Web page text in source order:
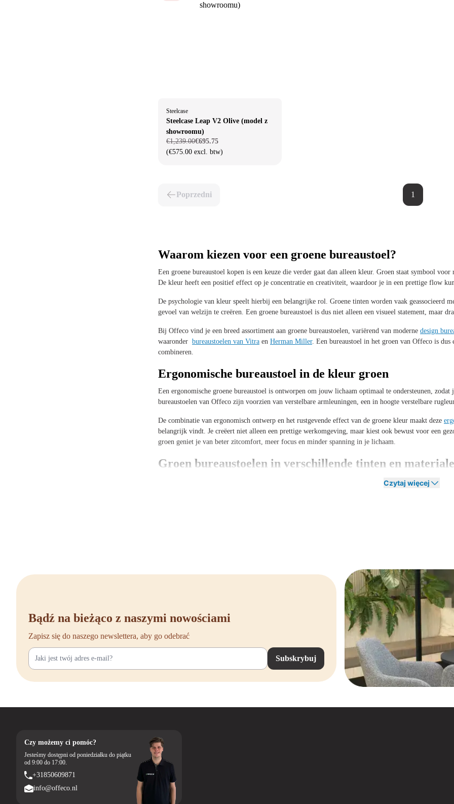
Steelcase
Steelcase Leap V2 Olive (model z
showroomu)
€1,239.00€695.75
(€575.00 excl. btw)
Poprzedni 1
Waarom kiezen voor een groene bureaustoel?
Een groene bureaustoel kopen is een keuze die verder gaat dan alleen kleur. Groen staat symbool
De kleur heeft een positief effect op je concentratie en creativiteit, waardoor je in een prettige flow
De psychologie van kleur speelt hierbij een belangrijke rol. Groene tinten worden vaak geassocieerd
gevoel van welzijn te creëren. Een groene bureaustoel is dus niet alleen een visueel statement, maar
Bij Offeco vind je een breed assortiment aan groene bureaustoelen, variërend van moderne design
waaronder bureaustoelen van Vitra en Herman Miller. Een bureaustoel in het groen van Offeco is
combineren.
Ergonomische bureaustoel in de kleur groen
Een ergonomische groene bureaustoel is ontworpen om jouw lichaam optimaal te ondersteunen,
bureaustoelen van Offeco zijn voorzien van verstelbare armleuningen, een in hoogte verstelbare
De combinatie van ergonomisch ontwerp en het rustgevende effect van de groene kleur maakt deze
belangrijk vindt. Je creëert niet alleen een prettige werkomgeving, maar kiest ook bewust voor een
groen geniet je van beter zitcomfort, meer focus en minder spanning in je lichaam.
Groen bureaustoelen in verschillende tinten en
Groene bureaustoelen zijn er in talloze stijlen, kleuren en materialen, waardoor je altijd een model
Of je nu kiest voor een design bureaustoel in het groen of een subtiele groene kantoorstoel die
afwerkingen. Ontdek de verschillende modellen en vind de bureaustoel die aansluit bij jouw
Groene bureaustoel kopen bij Offeco
Wil je een groene bureaustoel kopen die comfort, stijl en duurzaamheid combineert? Bij Offeco vind
stoelen die bijdragen aan een gezonde werkhouding, met een breed aanbod aan nieuwe en
refurbished
Naast kwaliteit biedt Offeco ook gemak en zekerheid. Je profiteert van gratis verzending binnen
dagen bedenktijd. Zo kun je in alle rust ervaren of jouw nieuwe groene bureaustoel echt bij je past.
Kies voor een ergonomische, duurzame en betaalbare oplossing die aansluit bij jouw wensen. Vind
Wij bieden ook bureaustoelen in andere kleuren
Beige bureaustoelen
Bruine bureaustoelen
Grijze bureaustoelen
Czytaj więcej
Bądź na bieżąco z naszymi nowościami
Zapisz się do naszego newslettera, aby go odebrać
Subskrybuj
Czy możemy ci pomóc?
Jesteśmy dostępni od poniedziałku do piątku
od 9:00 do 17:00.
+31850609871
info@offeco.nl